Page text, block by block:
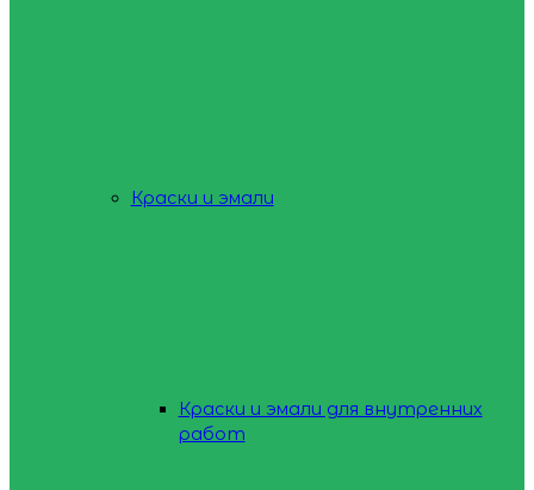
Краски и эмали
Краски и эмали для внутренних
работ